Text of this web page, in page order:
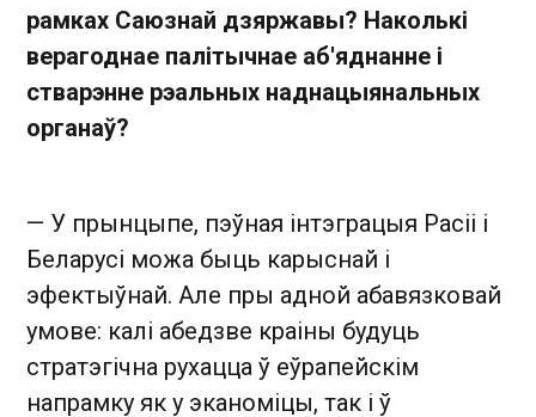
рамках Саюзнай дзяржавы? Наколькі
верагоднае палітычнае аб'яднанне і
стварэнне рэальных наднацыянальных
органаў?
— У прынцыпе, пэўная інтэграцыя Расіі і
Беларусі можа быць карыснай і
эфектыўнай. Але пры адной абавязковай
умове: калі абедзве краіны будуць
стратэгічна рухацца ў еўрапейскім
напрамку як у эканоміцы, так і ў